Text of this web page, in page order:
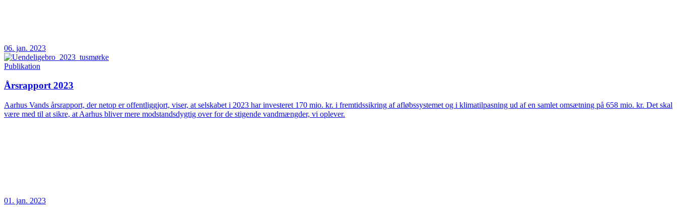
06. jan. 2023
Publikation
Årsrapport 2023
Aarhus Vands årsrapport, der netop er offentliggjort, viser, at selskabet i 2023 har investeret 170 mio. kr. i fremtidssikring af afløbssystemet og i klimatilpasning ud af en samlet omsætning på 658 mio. kr. Det skal
være med til at sikre, at Aarhus bliver mere modstandsdygtig over for de stigende vandmængder, vi oplever.
01. jan. 2023